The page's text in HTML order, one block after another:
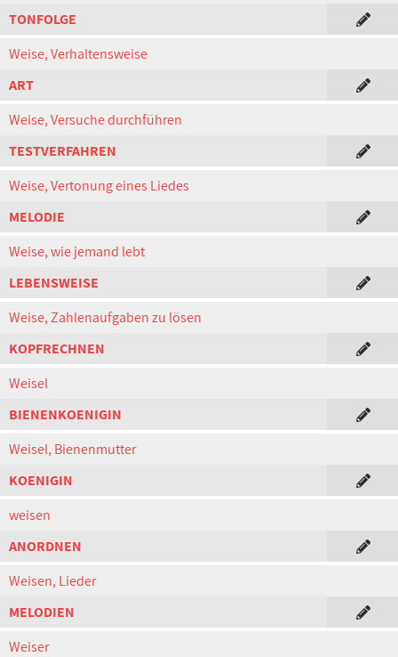
TONFOLGE
Weise, Verhaltensweise
ART
Weise, Versuche durchführen
TESTVERFAHREN
Weise, Vertonung eines Liedes
MELODIE
Weise, wie jemand lebt
LEBENSWEISE
Weise, Zahlenaufgaben zu lösen
KOPFRECHNEN
Weisel
BIENENKOENIGIN
Weisel, Bienenmutter
KOENIGIN
weisen
ANORDNEN
Weisen, Lieder
MELODIEN
Weiser